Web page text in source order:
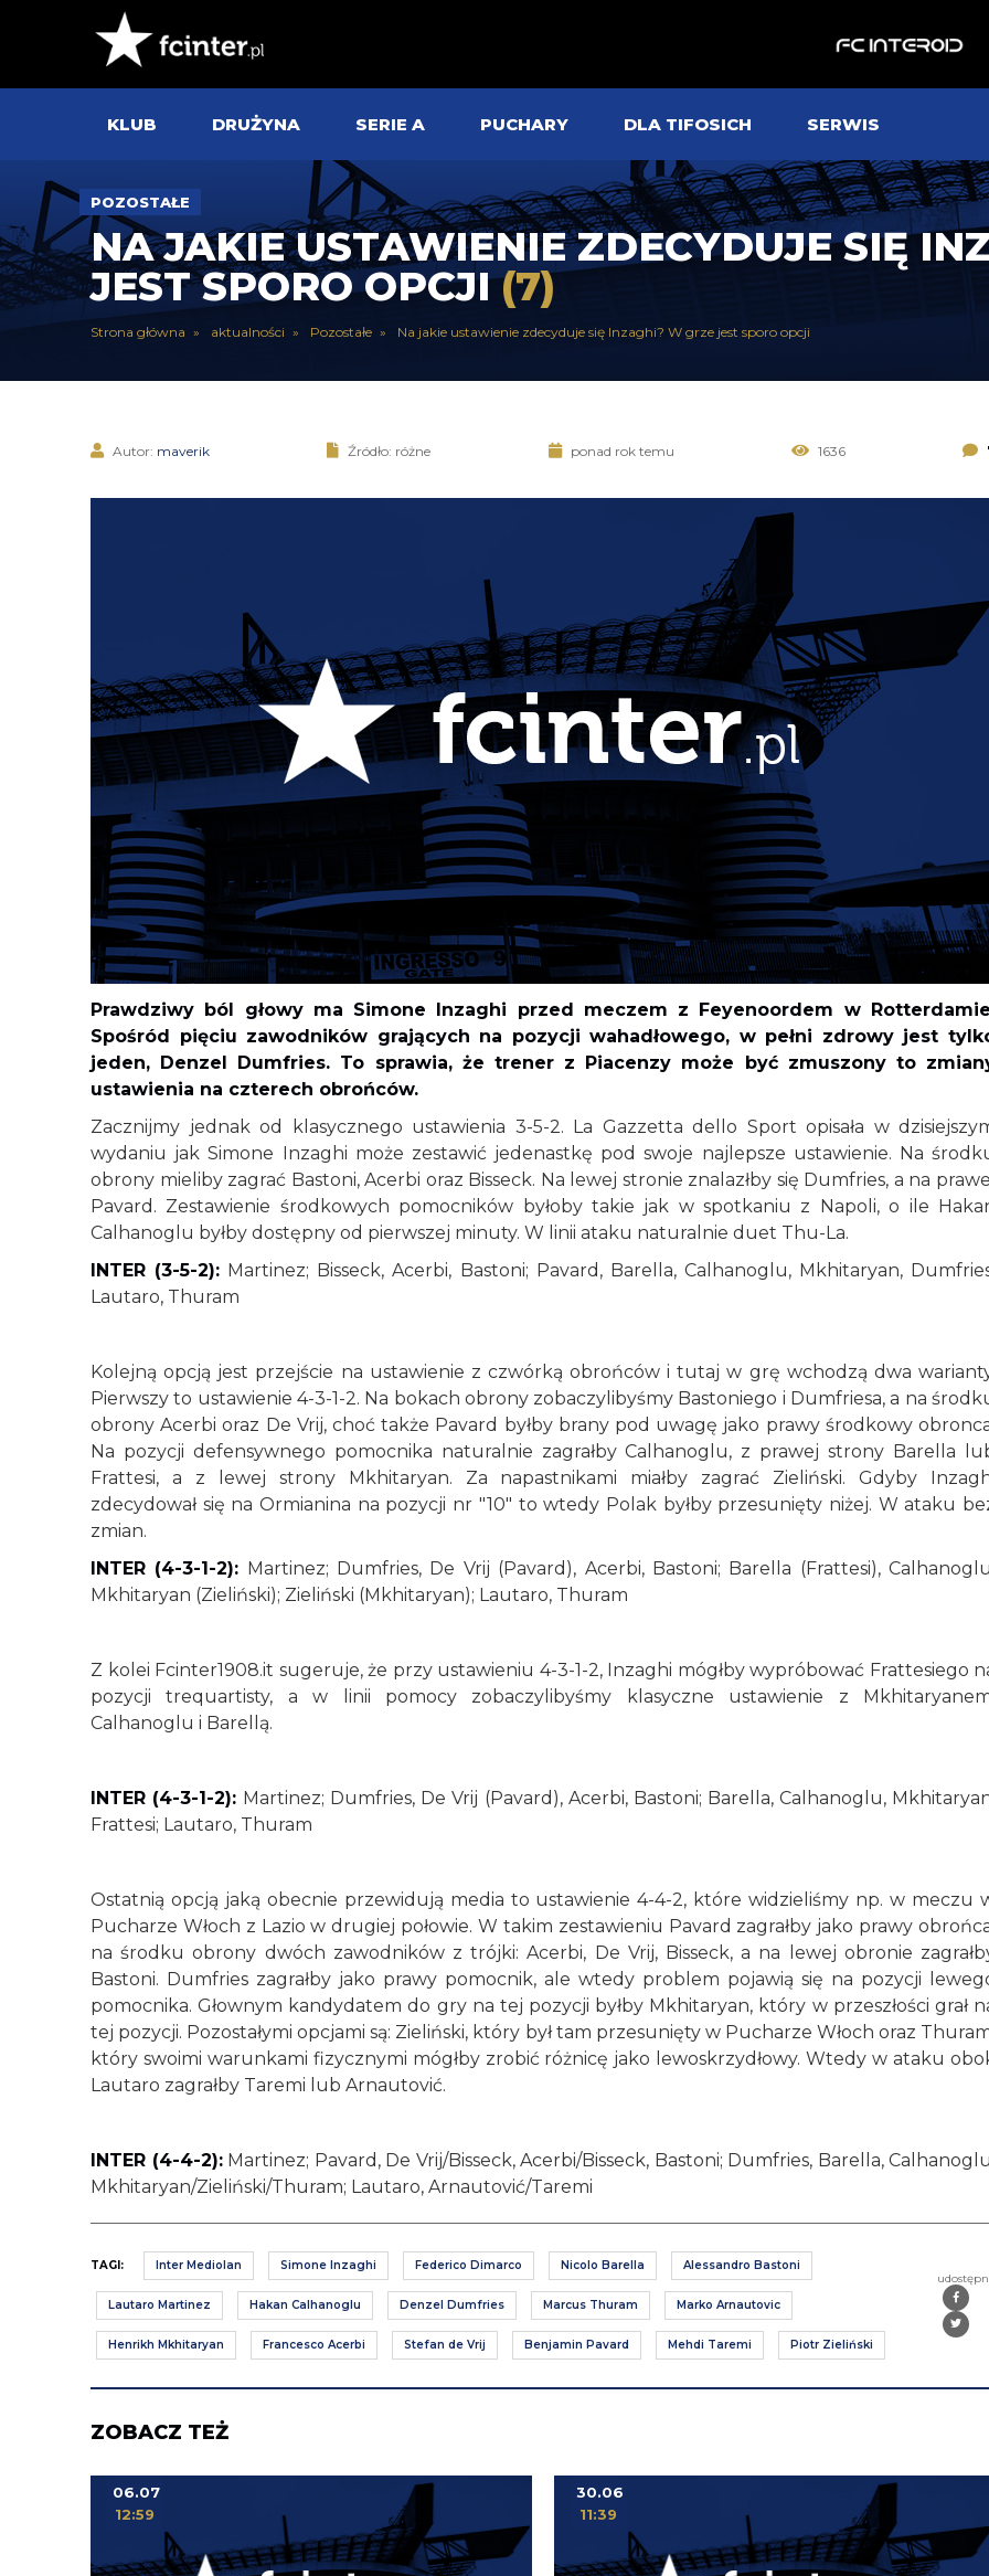
KLUB DRUŻYNA SERIE A PUCHARY DLA TIFOSICH SERWIS
POZOSTAŁE
NA JAKIE USTAWIENIE ZDECYDUJE SIĘ
JEST SPORO OPCJI(7)
Strona główna aktualności Pozostałe Na jakie ustawienie zdecyduje się Inzaghi? W grze jest sporo opcji
Autor: maverik Źródło: różne ponad rok temu 1636
Prawdziwy ból głowy ma Simone Inzaghi przed meczem z Feyenoordem w
Spośród pięciu zawodników grających na pozycji wahadłowego, w pełni zdrowy jest
jeden, Denzel Dumfries. To sprawia, że trener z Piacenzy może być zmuszony to
ustawienia na czterech obrońców.
Zacznijmy jednak od klasycznego ustawienia 3-5-2. La Gazzetta dello Sport opisała w
wydaniu jak Simone Inzaghi może zestawić jedenastkę pod swoje najlepsze ustawienie. Na
obrony mieliby zagrać Bastoni, Acerbi oraz Bisseck. Na lewej stronie znalazłby się Dumfries, a na
Pavard. Zestawienie środkowych pomocników byłoby takie jak w spotkaniu z Napoli, o ile
Calhanoglu byłby dostępny od pierwszej minuty. W linii ataku naturalnie duet Thu-La.
INTER (3-5-2): Martinez; Bisseck, Acerbi, Bastoni; Pavard, Barella, Calhanoglu, Mkhitaryan,
Lautaro, Thuram
Kolejną opcją jest przejście na ustawienie z czwórką obrońców i tutaj w grę wchodzą dwa
Pierwszy to ustawienie 4-3-1-2. Na bokach obrony zobaczylibyśmy Bastoniego i Dumfriesa, a na
obrony Acerbi oraz De Vrij, choć także Pavard byłby brany pod uwagę jako prawy środkowy
Na pozycji defensywnego pomocnika naturalnie zagrałby Calhanoglu, z prawej strony Barella
Frattesi, a z lewej strony Mkhitaryan. Za napastnikami miałby zagrać Zieliński. Gdyby
zdecydował się na Ormianina na pozycji nr "10" to wtedy Polak byłby przesunięty niżej. W ataku
zmian.
INTER (4-3-1-2): Martinez; Dumfries, De Vrij (Pavard), Acerbi, Bastoni; Barella (Frattesi),
Mkhitaryan (Zieliński); Zieliński (Mkhitaryan); Lautaro, Thuram
Z kolei Fcinter1908.it sugeruje, że przy ustawieniu 4-3-1-2, Inzaghi mógłby wypróbować Frattesiego
pozycji trequartisty, a w linii pomocy zobaczylibyśmy klasyczne ustawienie z
Calhanoglu i Barellą.
INTER (4-3-1-2): Martinez; Dumfries, De Vrij (Pavard), Acerbi, Bastoni; Barella, Calhanoglu,
Frattesi; Lautaro, Thuram
Ostatnią opcją jaką obecnie przewidują media to ustawienie 4-4-2, które widzieliśmy np. w meczu
Pucharze Włoch z Lazio w drugiej połowie. W takim zestawieniu Pavard zagrałby jako prawy
na środku obrony dwóch zawodników z trójki: Acerbi, De Vrij, Bisseck, a na lewej obronie
Bastoni. Dumfries zagrałby jako prawy pomocnik, ale wtedy problem pojawią się na pozycji
pomocnika. Głownym kandydatem do gry na tej pozycji byłby Mkhitaryan, który w przeszłości grał
tej pozycji. Pozostałymi opcjami są: Zieliński, który był tam przesunięty w Pucharze Włoch oraz
który swoimi warunkami fizycznymi mógłby zrobić różnicę jako lewoskrzydłowy. Wtedy w ataku
Lautaro zagrałby Taremi lub Arnautović.
INTER (4-4-2):Martinez; Pavard, De Vrij/Bisseck, Acerbi/Bisseck, Bastoni; Dumfries, Barella,
Mkhitaryan/Zieliński/Thuram; Lautaro, Arnautović/Taremi
TAGI: Inter Mediolan Simone Inzaghi Federico Dimarco Nicolo Barella Alessandro Bastoni
Lautaro Martinez Hakan Calhanoglu Denzel Dumfries Marcus Thuram Marko Arnautovic
Henrikh Mkhitaryan Francesco Acerbi Stefan de Vrij Benjamin Pavard Mehdi Taremi Piotr Zieliński
ZOBACZ TEŻ
06.07
12:59
30.06
11:39